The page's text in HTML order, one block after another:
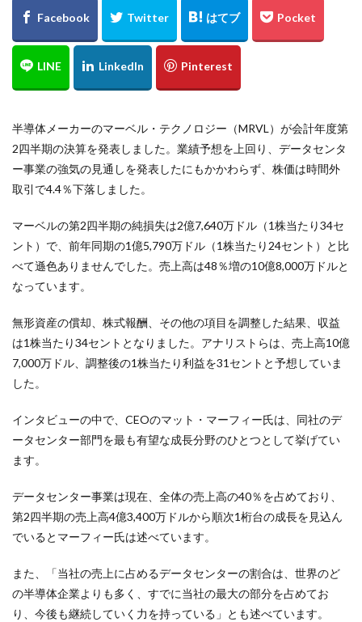
半導体メーカーのマーベル・テクノロジー（MRVL）が会計年度第
2四半期の決算を発表しました。業績予想を上回り、データセンタ
ー事業の強気の見通しを発表したにもかかわらず、株価は時間外
取引で4.4％下落しました。
マーベルの第2四半期の純損失は2億7,640万ドル（1株当たり34セ
ント）で、前年同期の1億5,790万ドル（1株当たり24セント）と比
べて遜色ありませんでした。売上高は48％増の10億8,000万ドルと
なっています。
無形資産の償却、株式報酬、その他の項目を調整した結果、収益
は1株当たり34セントとなりました。アナリストらは、売上高10億
7,000万ドル、調整後の1株当たり利益を31セントと予想していま
した。
インタビューの中で、CEOのマット・マーフィー氏は、同社のデ
ータセンター部門を最も有望な成長分野のひとつとして挙げてい
ます。
データセンター事業は現在、全体の売上高の40％を占めており、
第2四半期の売上高4億3,400万ドルから順次1桁台の成長を見込ん
でいると マーフィー氏は述べています。
また、「当社の売上に占めるデータセンターの割合は、世界のど
の半導体企業よりも多く、すでに当社の最大の部分を占めてお
り、今後も継続していく力を持っている」とも述べています。